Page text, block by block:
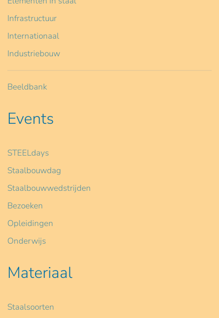
Infrastructuur
Internationaal
Industriebouw
Beeldbank
Events
STEELdays
Staalbouwdag
Staalbouwwedstrijden
Bezoeken
Opleidingen
Onderwijs
Materiaal
Staalsoorten